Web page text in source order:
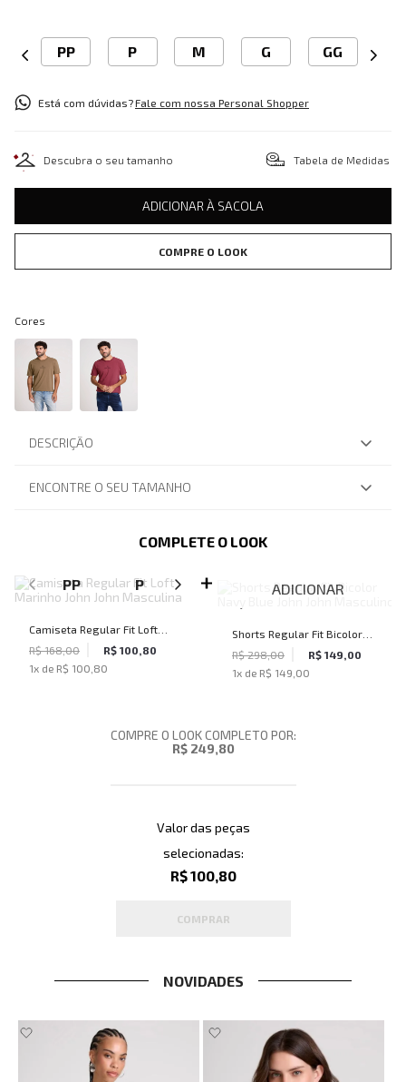
PP P M G GG
Está com dúvidas?Fale com nossa Personal Shopper
Descubra o seu tamanho Tabela de Medidas
ADICIONAR À SACOLA
COMPRE O LOOK
Cores
DESCRIÇÃO
ENCONTRE O SEU TAMANHO
COMPLETE O LOOK
PP P M G GG
Camiseta Regular Fit Loft
Marinho John John Masculina
R$ 168,00
R$ 100,80
1x de R$ 100,80
ADICIONAR
Shorts Regular Fit Bicolor
Navy Blue John John
Masculino
R$ 298,00
R$ 149,00
1x de R$ 149,00
COMPRE O LOOK COMPLETO POR:
R$ 249,80
Valor das peças
selecionadas:
R$ 100,80
COMPRAR
NOVIDADES